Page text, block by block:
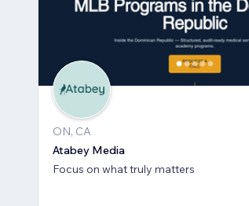
ON, CA
Atabey Media
Focus on what truly matters